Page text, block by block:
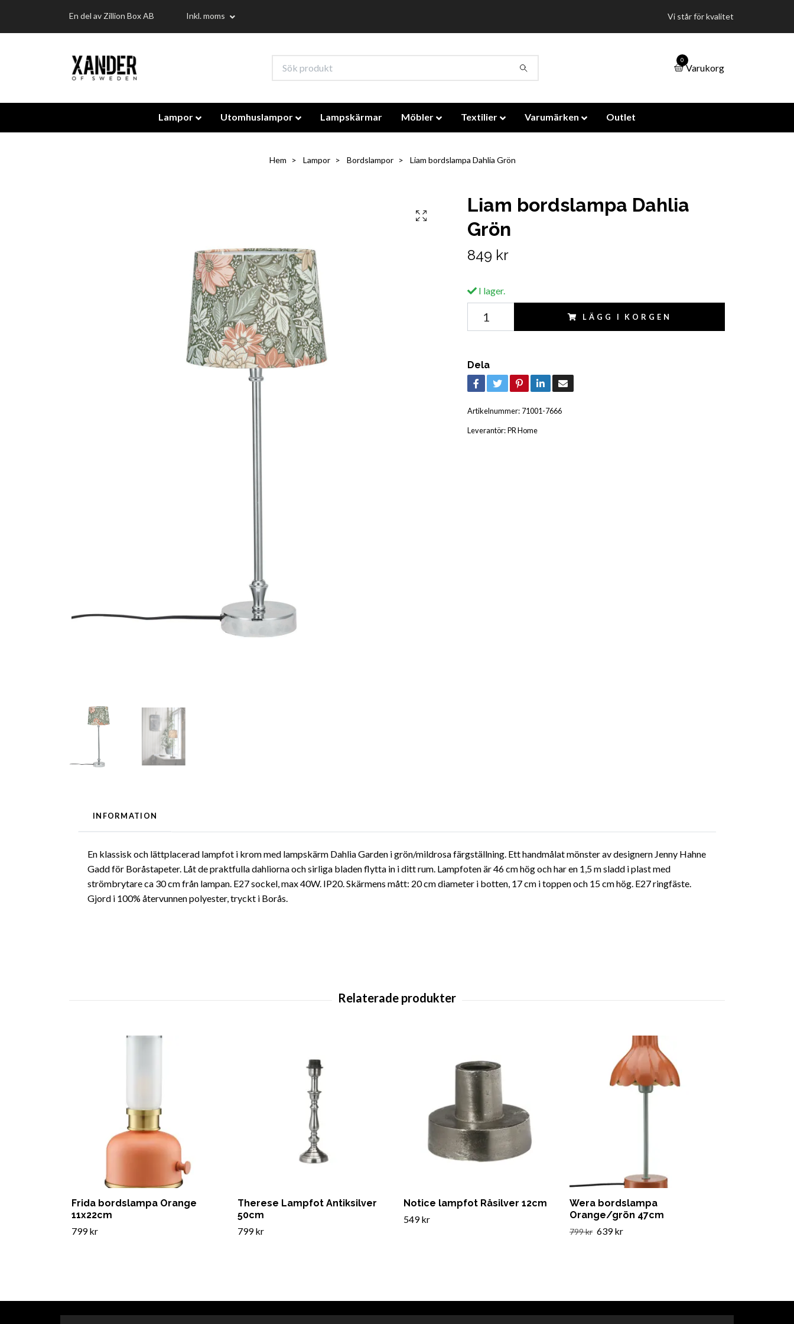
En del av Zillion Box AB Inkl. moms Vi står för kvalitet
0
Varukorg
Lampor Utomhuslampor Lampskärmar Möbler Textilier Varumärken Outlet
Hem Lampor Bordslampor Liam bordslampa Dahlia Grön
Liam bordslampa Dahlia
Grön
849 kr
I lager.
LÄGG I KORGEN
Dela
Artikelnummer: 71001-7666
Leverantör:PR Home
INFORMATION
En klassisk och lättplacerad lampfot i krom med lampskärm Dahlia Garden i grön/mildrosa färgställning. Ett handmålat mönster av designern Jenny Hahne
Gadd för Boråstapeter. Låt de praktfulla dahliorna och sirliga bladen flytta in i ditt rum. Lampfoten är 46 cm hög och har en 1,5 m sladd i plast med
strömbrytare ca 30 cm från lampan. E27 sockel, max 40W. IP20. Skärmens mått: 20 cm diameter i botten, 17 cm i toppen och 15 cm hög. E27 ringfäste.
Gjord i 100% återvunnen polyester, tryckt i Borås.
Frida bordslampa Orange
11x22cm
799 kr
Therese Lampfot Antiksilver
50cm
799 kr
Notice lampfot Råsilver 12cm
549 kr
Wera bordslampa
Orange/grön 47cm
799 kr 639 kr